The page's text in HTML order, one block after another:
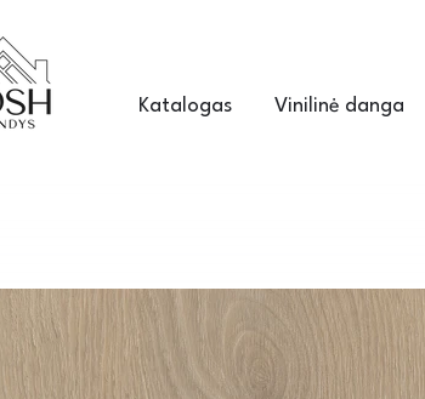
Katalogas Vinilinė danga